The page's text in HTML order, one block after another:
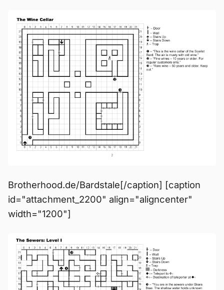
Brotherhood.de/Bardstale[/caption] [caption
id="attachment_2200" align="aligncenter"
width="1200"]